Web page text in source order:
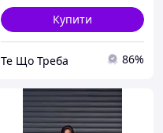
Купити
Те Що Треба 86%